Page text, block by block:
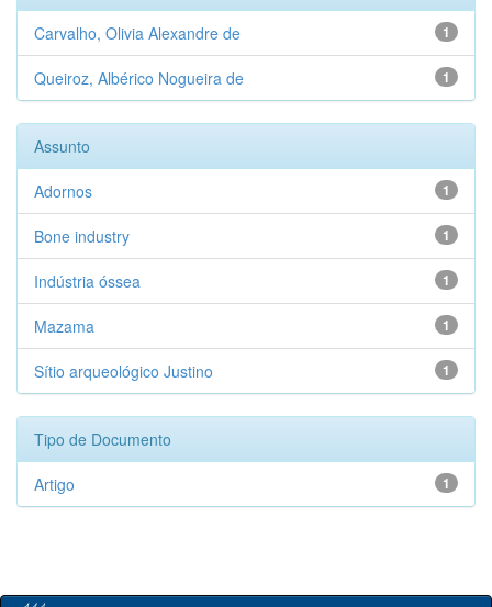
1
Carvalho, Olivia Alexandre de
1
Queiroz, Albérico Nogueira de
Assunto
1
Adornos
1
Bone industry
1
Indústria óssea
1
Mazama
1
Sítio arqueológico Justino
Tipo de Documento
1
Artigo